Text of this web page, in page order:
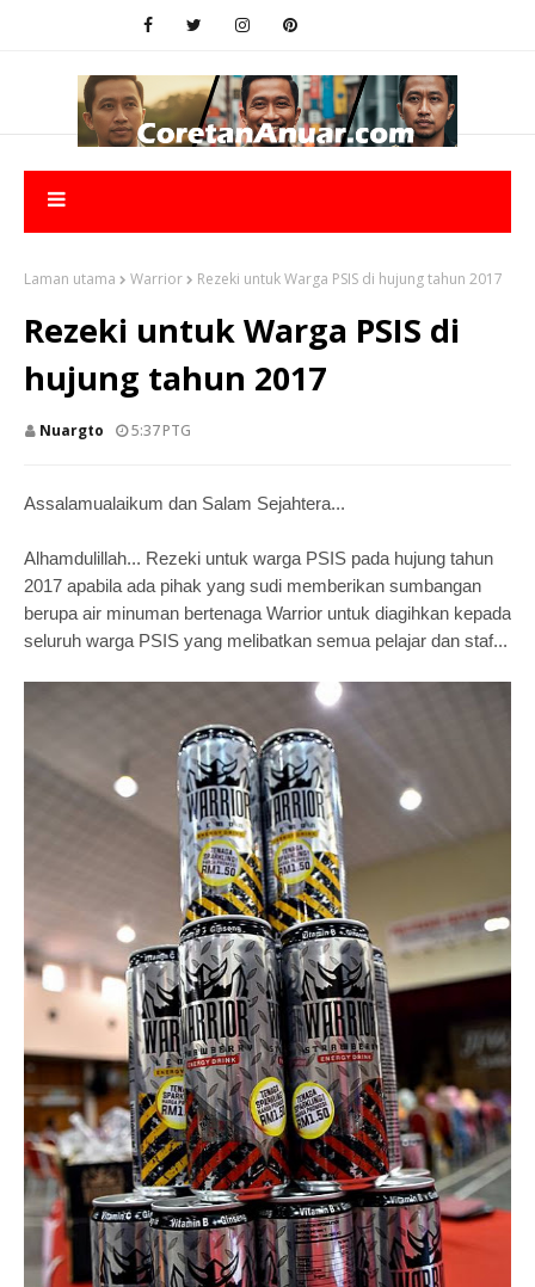
Laman utama Warrior Rezeki untuk Warga PSIS di hujung tahun 2017
Rezeki untuk Warga PSIS di
hujung tahun 2017
Nuargto 5:37 PTG
Assalamualaikum dan Salam Sejahtera...
Alhamdulillah... Rezeki untuk warga PSIS pada hujung tahun
2017 apabila ada pihak yang sudi memberikan sumbangan
berupa air minuman bertenaga Warrior untuk diagihkan kepada
seluruh warga PSIS yang melibatkan semua pelajar dan staf...